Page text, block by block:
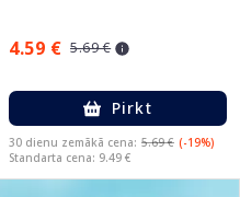
4.59 € 5.69 €
Pirkt
30 dienu zemākā cena: 5.69 € (-19%)
Standarta cena: 9.49 €